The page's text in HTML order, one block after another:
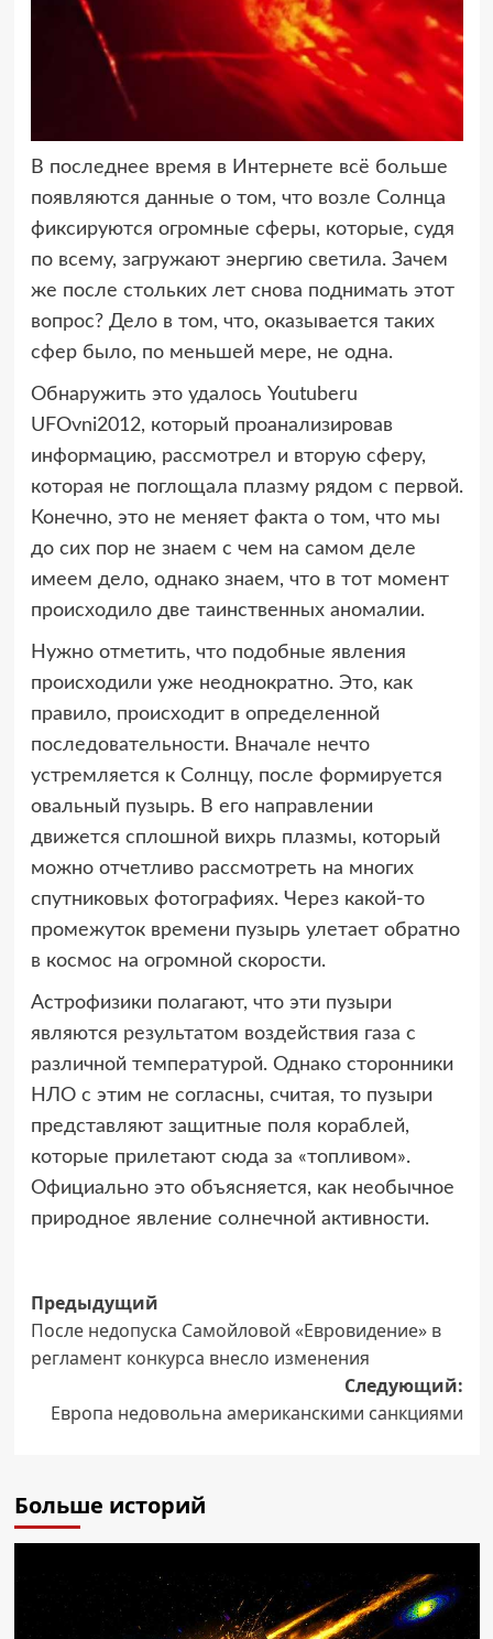
В последнее время в Интернете всё больше
появляются данные о том, что возле Солнца
фиксируются огромные сферы, которые, судя
по всему, загружают энергию светила. Зачем
же после стольких лет снова поднимать этот
вопрос? Дело в том, что, оказывается таких
сфер было, по меньшей мере, не одна.
Обнаружить это удалось Youtuberu
UFOvni2012, который проанализировав
информацию, рассмотрел и вторую сферу,
которая не поглощала плазму рядом с первой.
Конечно, это не меняет факта о том, что мы
до сих пор не знаем с чем на самом деле
имеем дело, однако знаем, что в тот момент
происходило две таинственных аномалии.
Нужно отметить, что подобные явления
происходили уже неоднократно. Это, как
правило, происходит в определенной
последовательности. Вначале нечто
устремляется к Солнцу, после формируется
овальный пузырь. В его направлении
движется сплошной вихрь плазмы, который
можно отчетливо рассмотреть на многих
спутниковых фотографиях. Через какой-то
промежуток времени пузырь улетает обратно
в космос на огромной скорости.
Астрофизики полагают, что эти пузыри
являются результатом воздействия газа с
различной температурой. Однако сторонники
НЛО с этим не согласны, считая, то пузыри
представляют защитные поля кораблей,
которые прилетают сюда за «топливом».
Официально это объясняется, как необычное
природное явление солнечной активности.
Навигация
записи
Предыдущий
После недопуска Самойловой «Евровидение» в
регламент конкурса внесло изменения
Следующий:
Европа недовольна американскими санкциями
Больше историй